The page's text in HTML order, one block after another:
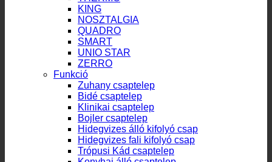
KING
NOSZTALGIA
QUADRO
SMART
UNIO STAR
ZERRO
Funkció
Zuhany csaptelep
Bidé csaptelep
Klinikai csaptelep
Bojler csaptelep
Hidegvizes álló kifolyó csap
Hidegvizes fali kifolyó csap
Trópusi Kád csaptelep